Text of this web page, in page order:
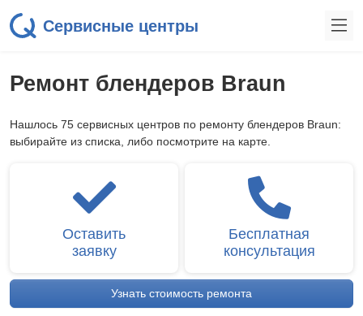
Сервисные центры
Ремонт блендеров Braun
Нашлось 75 сервисных центров по ремонту блендеров Braun:
выбирайте из списка, либо посмотрите на карте.
Оставить
заявку
Бесплатная
консультация
Узнать стоимость ремонта